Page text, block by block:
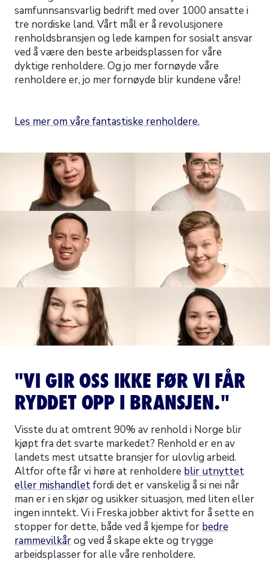
samfunnsansvarlig bedrift med over 1000 ansatte i
tre nordiske land. Vårt mål er å revolusjonere
renholdsbransjen og lede kampen for sosialt ansvar
ved å være den beste arbeidsplassen for våre
dyktige renholdere. Og jo mer fornøyde våre
renholdere er, jo mer fornøyde blir kundene våre!
Les mer om våre fantastiske renholdere.
"VI GIR OSS IKKE FØR VI FÅR
RYDDET OPP I BRANSJEN."
Visste du at omtrent 90% av renhold i Norge blir
kjøpt fra det svarte markedet? Renhold er en av
landets mest utsatte bransjer for ulovlig arbeid.
Altfor ofte får vi høre at renholdere blir utnyttet
eller mishandletfordi det er vanskelig å si nei når
man er i en skjør og usikker situasjon, med liten eller
ingen inntekt. Vi i Freska jobber aktivt for å sette en
stopper for dette, både ved å kjempe for bedre
rammevilkårog ved å skape ekte og trygge
arbeidsplasser for alle våre renholdere.